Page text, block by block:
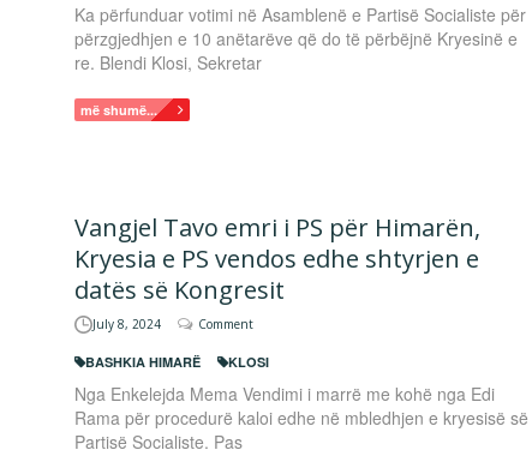
Ka përfunduar votimi në Asamblenë e Partisë Socialiste për
përzgjedhjen e 10 anëtarëve që do të përbëjnë Kryesinë e
re. Blendi Klosi, Sekretar
më shumë...
Vangjel Tavo emri i PS për Himarën,
Kryesia e PS vendos edhe shtyrjen e
datës së Kongresit
July 8, 2024 Comment
BASHKIA HIMARË KLOSI
Nga Enkelejda Mema Vendimi i marrë me kohë nga Edi
Rama për procedurë kaloi edhe në mbledhjen e kryesisë së
Partisë Socialiste. Pas